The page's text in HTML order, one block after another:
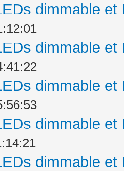
dimmable
dimmable
dimmable
dimmable
dimmable